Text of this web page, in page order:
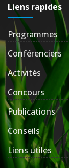
Liens rapides
Programmes
Conférenciers
Activités
Concours
Publications
Conseils
Liens utiles